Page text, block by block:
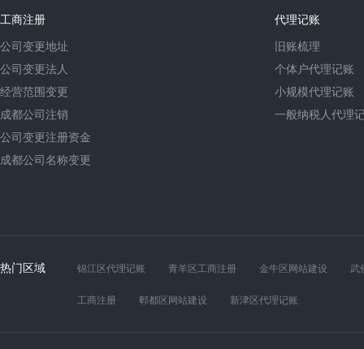
工商注册
公司变更地址
公司变更法人
经营范围变更
成都公司注销
公司变更注册资金
成都公司名称变更
代理记账
旧账梳理
个体户代理记账
小规模代理记账
一般纳税人代理
热门区域 锦江区代理记账 青羊区工商注册 金牛区网站建设 武
工商注册 郫都区网站建设 新津区代理记账